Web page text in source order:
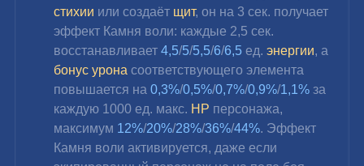
стихии или создаёт щит, он на 3 сек. получает
эффект Камня воли: каждые 2,5 сек.
восстанавливает 4,5/5/5,5/6/6,5 ед. энергии, а
бонус урона соответствующего элемента
повышается на 0,3%/0,5%/0,7%/0,9%/1,1% за
каждую 1000 ед. макс. HP персонажа,
максимум 12%/20%/28%/36%/44%. Эффект
Камня воли активируется, даже если